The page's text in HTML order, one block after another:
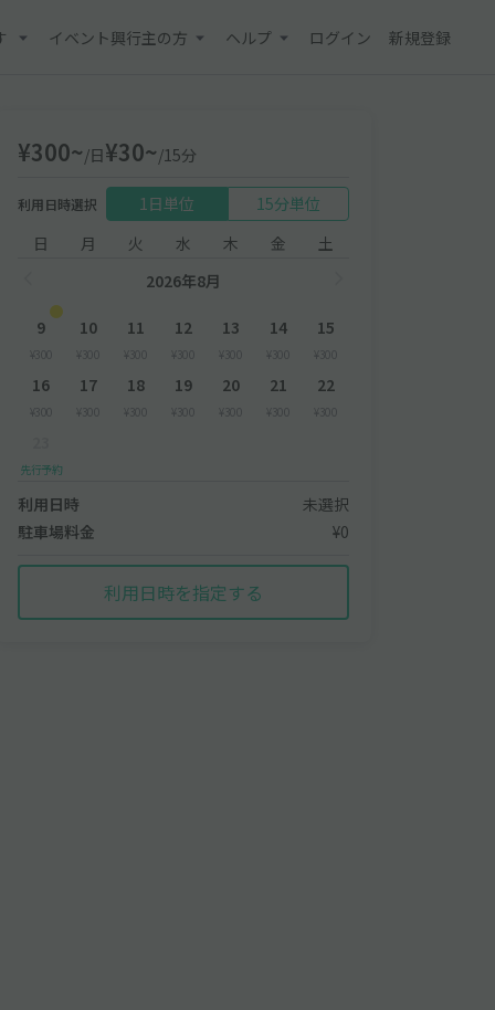
イベント興行主の方 ヘルプ ログイン 新規登録
¥300~/日¥30~/15分
利用日時選択 1日単位
15分単位
日
月 火 水 木 金
土
2026年8月
9
¥300
10
¥300
11
¥300
12
¥300
13
¥300
14
¥300
15
¥300
16
¥300
17
¥300
18
¥300
19
¥300
20
¥300
21
¥300
22
¥300
先行予約
利用日時
未選択
駐車場料金
¥0
利用日時を指定する